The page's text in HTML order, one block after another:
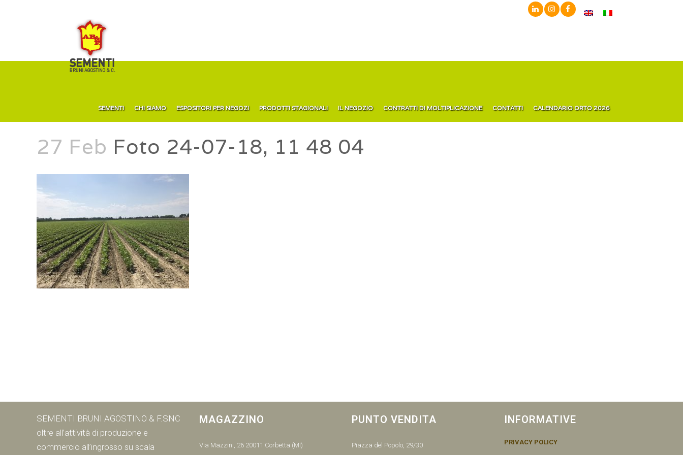
SEMENTI CHI SIAMO ESPOSITORI PER NEGOZI PRODOTTI STAGIONALI IL NEGOZIO CONTRATTI DI MOLTIPLICAZIONE CONTATTI CALENDARIO ORTO 2026
27 Feb Foto 24-07-18, 11 48 04
SEMENTI BRUNI AGOSTINO & F.SNC
oltre all’attività di produzione e
commercio all’ingrosso su scala
MAGAZZINO
Via Mazzini, 26 20011 Corbetta (MI)
PUNTO VENDITA
Piazza del Popolo, 29/30
INFORMATIVE
PRIVACY POLICY